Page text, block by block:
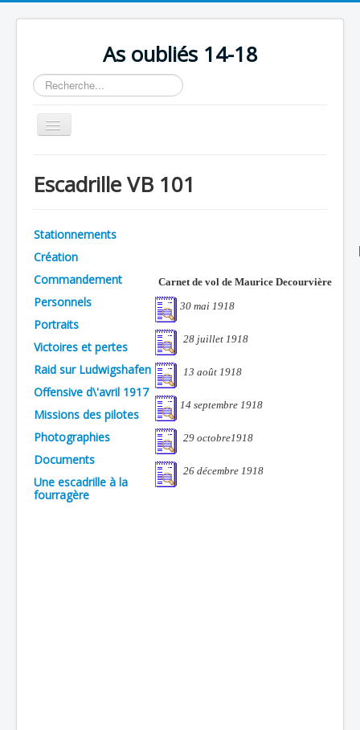
As oubliés 14-18
Rechercher
Basculer
la
Chronologie
Avions
Personnels
Formation
Doctrines
Batailles
Les As
Cahiers des As
Escadrille VB 101
Stationnements
Création
Commandement
Personnels
Portraits
Victoires et pertes
Raid sur Ludwigshafen
Offensive d\'avril 1917
Missions des pilotes
Photographies
Documents
Une escadrille à la
fourragère
Carnet de vol de Maurice Decourvière
30 mai 1918
28 juillet 1918
13 août 1918
14 septembre 1918
29 octobre1918
26 décembre 1918